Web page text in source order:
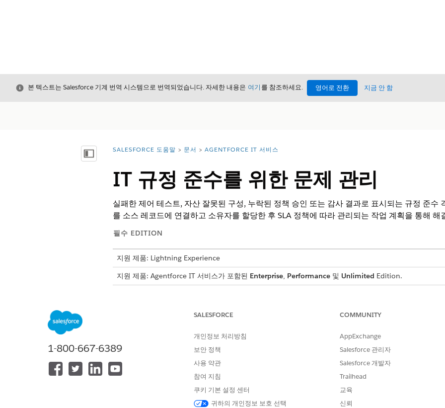
닫기본 텍스트는 Salesforce 기계 번역 시스템으로 번역되었습니다. 자세한 내용은 여기 를 참조하세요. 영어로 전환 지금 안 함
목차 표시 위치:
SALESFORCE 도움말 문서 AGENTFORCE IT 서비스
IT 규정 준수를 위한 문제 관리
실패한 제어 테스트, 자산 잘못된 구성, 누락된 정책 승인 또는 감사 결과로 표시되는 규정 준수
를 소스 레코드에 연결하고 소유자를 할당한 후 SLA 정책에 따라 관리되는 작업 계획을 통해 해
필수 EDITION
지원 제품: Lightning Experience
지원 제품: Agentforce IT 서비스가 포함된 Enterprise, Performance및 Unlimited Edition.
제어 실패, 승인되지 않은 정책, 감사 결과, 프로세스 또는 사고의 문제를 기록하고 각 문제를 소스 레코
수정 기한이 초과되면 에스컬레이션되는 서비스 수준 계약(SLA)을 적용합니다.
작업 계획 템플릿을 사용하여 할당 가능한 과업을 사용하여 복잡한 수정 사항을 작업 계획으로 구분합니
IT 규정 준수를 위한 문제 관리 설정
1-800-667-6389
SALESFORCE
개인정보 처리방침
보안 정책
사용 약관
참여 지침
쿠키 기본 설정 센터
귀하의 개인정보 보호 선택
COMMUNITY
AppExchange
Salesforce 관리자
Salesforce 개발자
Trailhead
교육
신뢰